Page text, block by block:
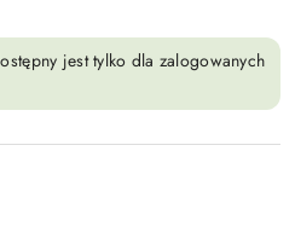
jest tylko dla zalogowanych